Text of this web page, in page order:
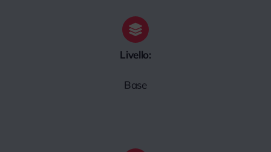
Livello:
Base